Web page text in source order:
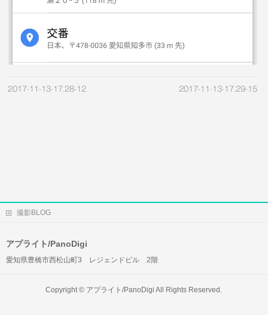
2017-11-13-17.28-12 2017-11-13-17.29-15
撮影BLOG
アプライト/PanoDigi
愛知県豊橋市西松山町3 レジェンドビル 2階
Copyright © アプライト/PanoDigi All Rights Reserved.